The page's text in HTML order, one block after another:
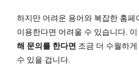
하지만 어려운 용어와 복잡한 홈페
이용한다면 어려울 수 있습니다. 이
해 문의를 한다면 조금 더 수월하
수 있을 겁니다.